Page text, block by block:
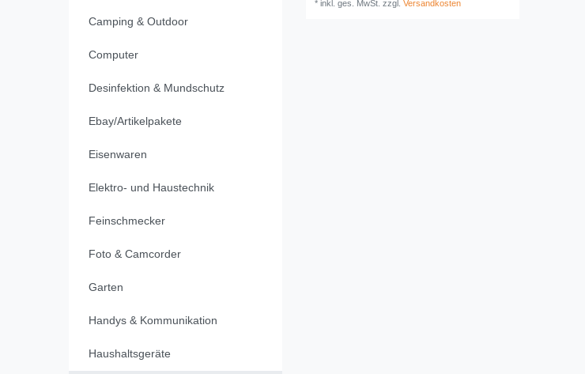
Camping & Outdoor
Computer
Desinfektion & Mundschutz
Ebay/Artikelpakete
Eisenwaren
Elektro- und Haustechnik
Feinschmecker
Foto & Camcorder
Garten
Handys & Kommunikation
Haushaltsgeräte
*inkl. ges. MwSt. zzgl.Versandkosten